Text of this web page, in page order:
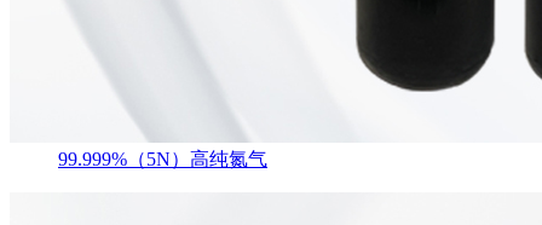
99.999%（5N）高纯氮气